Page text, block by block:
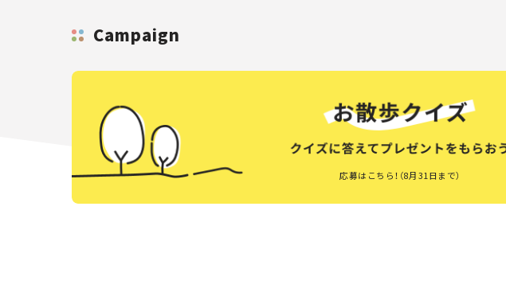
Campaign
応募はこちら！（8月31日まで）